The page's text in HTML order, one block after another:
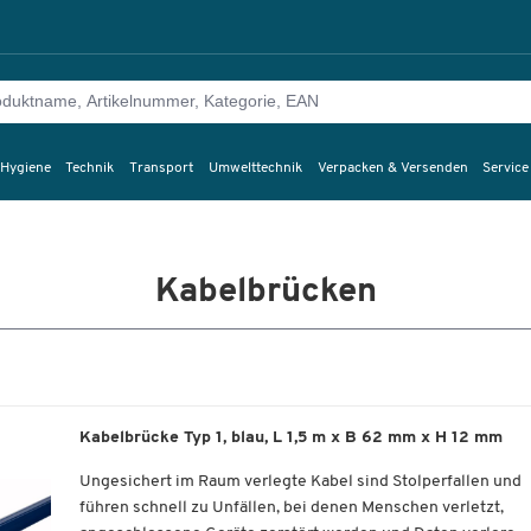
Technik Transport Umwelttechnik Verpacken & Versenden
Kabelbrücken
Kabelbrücke Typ 1, blau, L 1,5 m x B 62 mm x H 12 mm
Ungesichert im Raum verlegte Kabel sind Stolperfallen und
führen schnell zu Unfällen, bei denen Menschen verletzt,